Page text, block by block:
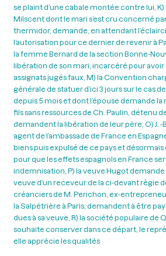
se plaint d’une cabale montée contre lui,
Milscent dont le mari s’est cru concerné
thermidor, demande, en attendant
l’autorisation pour ce dernier de revenir à
la femme Bernard de la section Bonne-
libération de son mari, incarcéré pour
assignats jugés faux, M) la Convention
générale de statuer d’ici 3 jours sur le cas
depuis 5 mois et dont l’épouse demande la
fils sans ressources de Ch. Paulin, détenu
demandent la libération de leur père, O) J. -
agent de l’ambassade de France en
biens puis expulsé de ce pays et désormais
pour que les effets espagnols en France
indemnisation, P) la veuve Hugot
veuve d’un receveur de la ci-devant régie
créanciers de M. Perichon, ex-
la Salpétrière à Paris, demandent à être
dues à sa veuve, R) la société populaire de
souhaite conserver dans ce départ, le
elle apprécie les qualités